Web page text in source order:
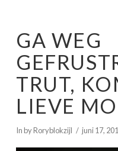
GA WEG
TRUT,
LIEVE
In by Roryblokzijl juni 17,